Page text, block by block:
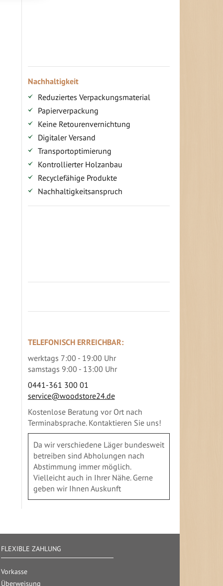
Nachhaltigkeit
Reduziertes Verpackungsmaterial
Papierverpackung
Keine Retourenvernichtung
Digitaler Versand
Transportoptimierung
Kontrollierter Holzanbau
Recyclefähige Produkte
Nachhaltigkeitsanspruch
TELEFONISCH ERREICHBAR:
werktags 7:00 - 19:00 Uhr
samstags 9:00 - 13:00 Uhr
0441-361 300 01
service@woodstore24.de
Kostenlose Beratung vor Ort nach
Terminabsprache. Kontaktieren Sie uns!
Da wir verschiedene Läger bundesweit
betreiben sind Abholungen nach
Abstimmung immer möglich.
Vielleicht auch in Ihrer Nähe. Gerne
geben wir Ihnen Auskunft
FLEXIBLE ZAHLUNG
Vorkasse
Überweisung